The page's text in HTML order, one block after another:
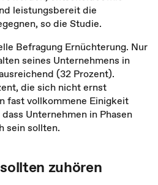
leistungsbereit die
so die Studie.
Befragung Ernüchterung. Nur
seines Unternehmens in
(32 Prozent).
die sich nicht ernst
fast vollkommene Einigkeit
Unternehmen in Phasen
sein sollten.
zuhören